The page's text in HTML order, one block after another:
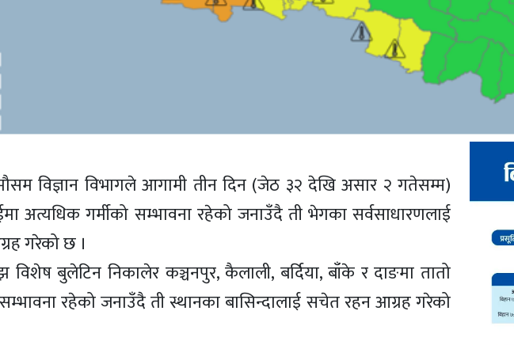
विज्ञान विभागले आगामी तीन दिन (जेठ ३२ देखि असार २ गतेसम्म)
अत्यधिक गर्मीको सम्भावना रहेको जनाउँदै ती भेगका सर्वसाधारणलाई
गरेको छ ।
विशेष बुलेटिन निकालेर कञ्चनपुर, कैलाली, बर्दिया, बाँके र दाङमा तातो
रहेको जनाउँदै ती स्थानका बासिन्दालाई सचेत रहन आग्रह गरेको